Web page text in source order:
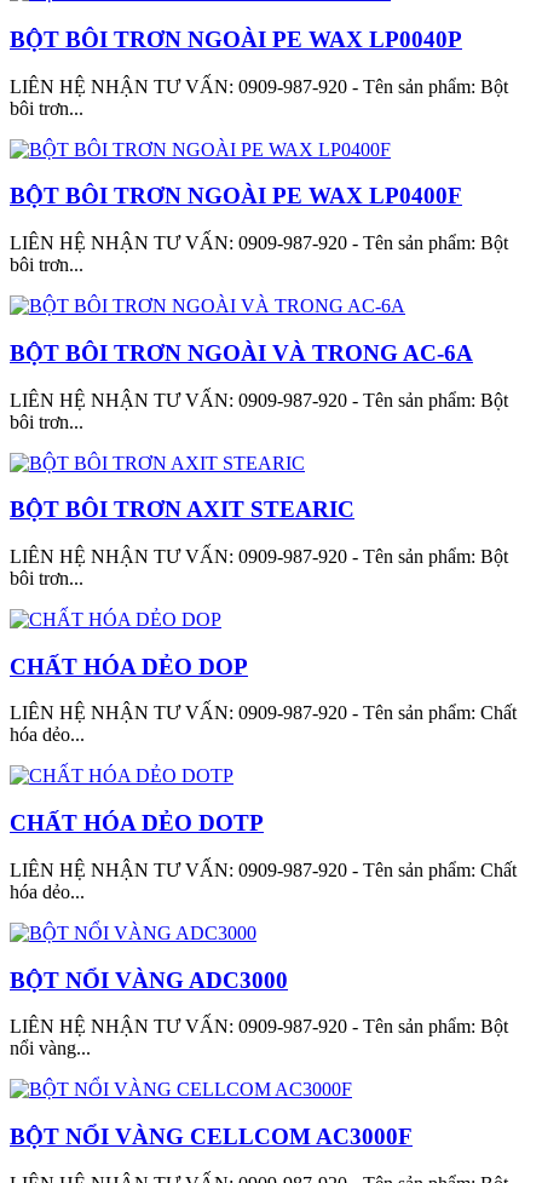
BỘT BÔI TRƠN NGOÀI PE WAX LP0040P
LIÊN HỆ NHẬN TƯ VẤN: 0909-987-920 - Tên sản phẩm: Bột
bôi trơn...
BỘT BÔI TRƠN NGOÀI PE WAX LP0400F
LIÊN HỆ NHẬN TƯ VẤN: 0909-987-920 - Tên sản phẩm: Bột
bôi trơn...
BỘT BÔI TRƠN NGOÀI VÀ TRONG AC-6A
LIÊN HỆ NHẬN TƯ VẤN: 0909-987-920 - Tên sản phẩm: Bột
bôi trơn...
BỘT BÔI TRƠN AXIT STEARIC
LIÊN HỆ NHẬN TƯ VẤN: 0909-987-920 - Tên sản phẩm: Bột
bôi trơn...
CHẤT HÓA DẺO DOP
LIÊN HỆ NHẬN TƯ VẤN: 0909-987-920 - Tên sản phẩm: Chất
hóa dẻo...
CHẤT HÓA DẺO DOTP
LIÊN HỆ NHẬN TƯ VẤN: 0909-987-920 - Tên sản phẩm: Chất
hóa dẻo...
BỘT NỔI VÀNG ADC3000
LIÊN HỆ NHẬN TƯ VẤN: 0909-987-920 - Tên sản phẩm: Bột
nổi vàng...
BỘT NỔI VÀNG CELLCOM AC3000F